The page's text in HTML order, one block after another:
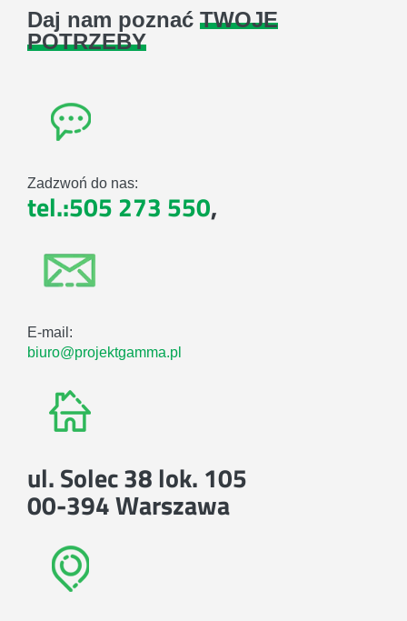
Daj nam poznać TWOJE
POTRZEBY
Zadzwoń do nas:
tel.:505 273 550,
E-mail:
biuro@projektgamma.pl
ul. Solec 38 lok. 105
00-394 Warszawa